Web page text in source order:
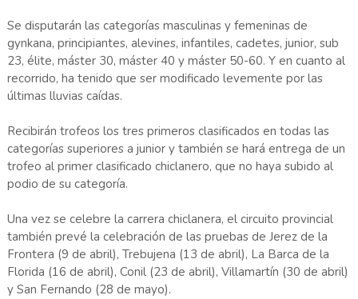
Se disputarán las categorías masculinas y femeninas de
gynkana, principiantes, alevines, infantiles, cadetes, junior, sub
23, élite, máster 30, máster 40 y máster 50-60. Y en cuanto al
recorrido, ha tenido que ser modificado levemente por las
últimas lluvias caídas.
Recibirán trofeos los tres primeros clasificados en todas las
categorías superiores a junior y también se hará entrega de un
trofeo al primer clasificado chiclanero, que no haya subido al
podio de su categoría.
Una vez se celebre la carrera chiclanera, el circuito provincial
también prevé la celebración de las pruebas de Jerez de la
Frontera (9 de abril), Trebujena (13 de abril), La Barca de la
Florida (16 de abril), Conil (23 de abril), Villamartín (30 de abril)
y San Fernando (28 de mayo).